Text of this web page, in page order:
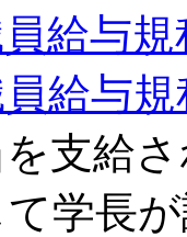
給与
給与
支給
学長